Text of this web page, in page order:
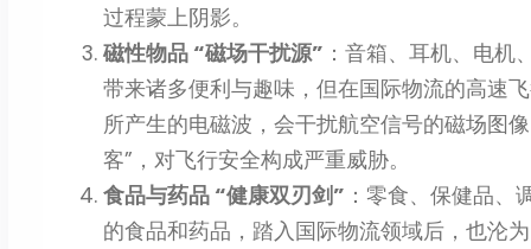
过程蒙上阴影。
磁性物品 “磁场干扰源” ：音箱、耳机、电
带来诸多便利与趣味，但在国际物流的高速
所产生的电磁波，会干扰航空信号的磁场图
客”，对飞行安全构成严重威胁。
食品与药品 “健康双刃剑” ：零食、保健品
的食品和药品，踏入国际物流领域后，也沦